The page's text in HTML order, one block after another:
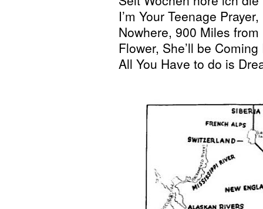
I’m Your Teenage
Nowhere, 900 Miles
Flower, She’ll be
All You Have to do is